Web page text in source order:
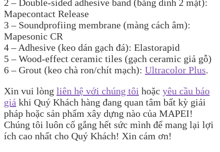
2 – Double-sided adhesive band (băng dính 2 mặt):
Mapecontact Release
3 – Soundprofiing membrane (màng cách âm):
Mapesonic CR
4 – Adhesive (keo dán gạch đá): Elastorapid
5 – Wood-effect ceramic tiles (gạch ceramic giả gỗ)
6 – Grout (keo chà ron/chít mạch): Ultracolor Plus.
Xin vui lòng liên hệ với chúng tôi hoặc yêu cầu báo
giá khi Quý Khách hàng đang quan tâm bất kỳ giải
pháp hoặc sản phẩm xây dựng nào của MAPEI!
Chúng tôi luôn cố gắng hết sức mình để mang lại lợi
ích cao nhất cho Quý Khách! Xin cám ơn!